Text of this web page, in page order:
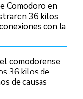
Comodoro en
36 kilos
con la
comodorense
36 kilos de
de causas